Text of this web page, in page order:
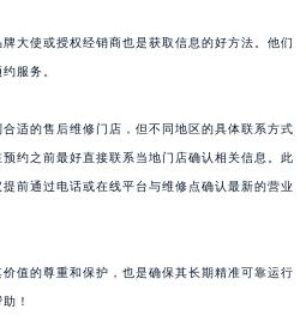
大使或授权经销商也是获取信息的好方法。他们
服务。
适的售后维修门店，但不同地区的具体联系方式
约之前最好直接联系当地门店确认相关信息。此
前通过电话或在线平台与维修点确认最新的营业
值的尊重和保护，也是确保其长期精准可靠运行
！